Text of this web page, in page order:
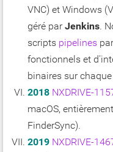
VNC) et Windows
géré parJenkins.
scripts pipelines
fonctionnels et
binaires sur
2018 NXDRIVE-
macOS,
FinderSync).
2019 NXDRIVE-